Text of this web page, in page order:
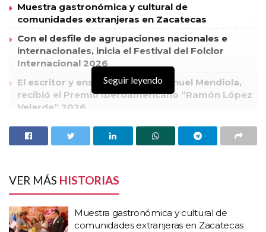
Muestra gastronómica y cultural de
comunidades extranjeras en Zacatecas
Con el desfile de agrupaciones nacionales e
internacionales, inicia el Festival del Folclor
Internacional 2026
El escritor y ensayista, Víctor Manuel Mendiola,
recibió el Premio Iberoamericano “Ramón López
Velarde” 2026
El grupo musical jalisciense Playa Limbo abarrotó la Plaza de
uno de los éxitos musicales de esta banda de Pop, en el marco
Pertenecientes a una oleada musical propositiva y trascendente, y
Seguir leyendo
VER MÁS HISTORIAS
Muestra gastronómica y cultural de
comunidades extranjeras en Zacatecas